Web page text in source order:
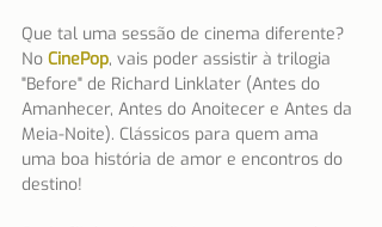
Que tal uma sessão de cinema diferente?
No CinePop, vais poder assistir à trilogia
"Before" de Richard Linklater (Antes do
Amanhecer, Antes do Anoitecer e Antes da
Meia-Noite). Clássicos para quem ama
uma boa história de amor e encontros do
destino!